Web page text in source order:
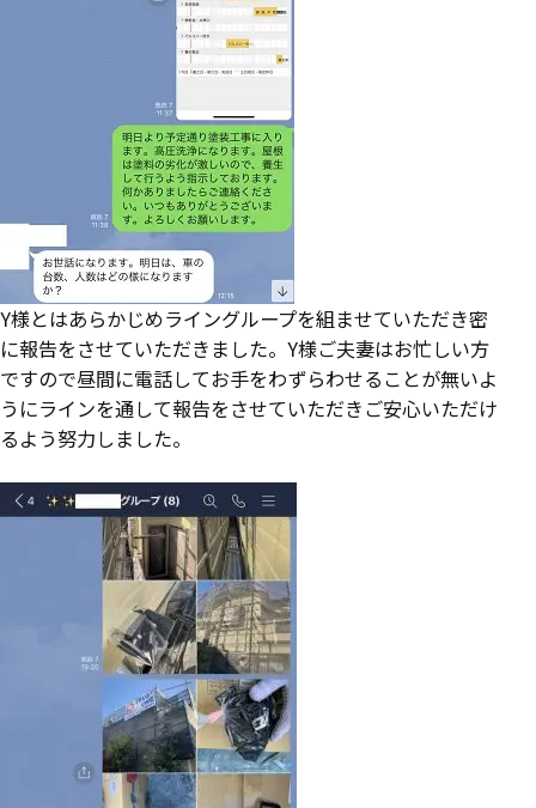
Y様とはあらかじめライングループを組ませていただき密
に報告をさせていただきました。Y様ご夫妻はお忙しい方
ですので昼間に電話してお手をわずらわせることが無いよ
うにラインを通して報告をさせていただきご安心いただけ
るよう努力しました。